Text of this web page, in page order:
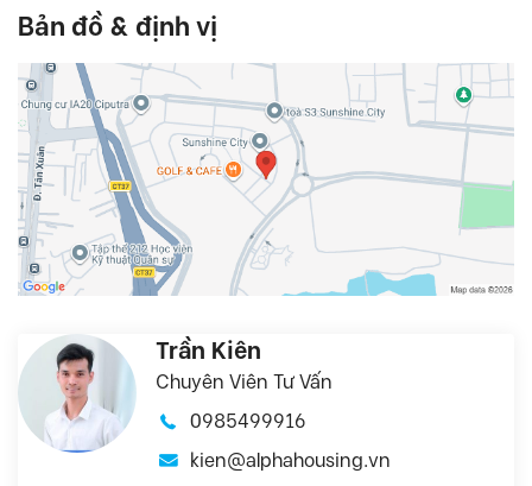
Bản đồ & định vị
Trần Kiên
Chuyên Viên Tư Vấn
0985499916
kien@alphahousing.vn